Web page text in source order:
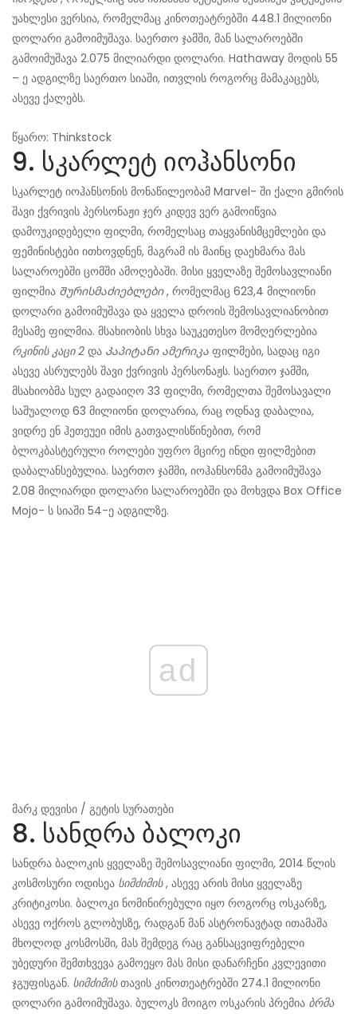
უახლესი ვერსია, რომელმაც კინოთეატრებში 448.1 მილიონი
დოლარი გამოიმუშავა. საერთო ჯამში, მან სალაროებში
გამოიმუშავა 2.075 მილიარდი დოლარი. Hathaway მოდის 55
– ე ადგილზე საერთო სიაში, ითვლის როგორც მამაკაცებს,
ასევე ქალებს.
წყარო: Thinkstock
9. სკარლეტ იოჰანსონი
სკარლეტ იოჰანსონის მონაწილეობამ Marvel- ში ქალი გმირის
შავი ქვრივის პერსონაჟი ჯერ კიდევ ვერ გამოიწვია
დამოუკიდებელი ფილმი, რომელსაც თაყვანისმცემლები და
ფემინისტები ითხოვდნენ, მაგრამ ის მაინც დაეხმარა მას
სალაროებში ცომში ამოღებაში. მისი ყველაზე შემოსავლიანი
ფილმია Შურისმაძიებლები, რომელმაც 623,4 მილიონი
დოლარი გამოიმუშავა და ყველა დროის შემოსავლიანობით
მესამე ფილმია. მსახიობის სხვა საუკეთესო მომღერლებია
რკინის კაცი 2 და Კაპიტანი ამერიკა ფილმები, სადაც იგი
ასევე ასრულებს შავი ქვრივის პერსონაჟს. საერთო ჯამში,
მსახიობმა სულ გადაიღო 33 ფილმი, რომელთა შემოსავალი
საშუალოდ 63 მილიონი დოლარია, რაც ოდნავ დაბალია,
ვიდრე ენ ჰეთეუეი იმის გათვალისწინებით, რომ
ბლოკბასტერული როლები უფრო მცირე ინდი ფილმებით
დაბალანსებულია. საერთო ჯამში, იოჰანსონმა გამოიმუშავა
2.08 მილიარდი დოლარი სალაროებში და მოხვდა Box Office
Mojo- ს სიაში 54-ე ადგილზე.
ad
მარკ დევისი / გეტის სურათები
8. სანდრა ბალოკი
სანდრა ბალოკის ყველაზე შემოსავლიანი ფილმი, 2014 წლის
კოსმოსური ოდისეა სიმძიმის, ასევე არის მისი ყველაზე
კრიტიკოსი. ბალოკი ნომინირებული იყო როგორც ოსკარზე,
ასევე ოქროს გლობუსზე, რადგან მან ასტრონავტად ითამაშა
მხოლოდ კოსმოსში, მას შემდეგ რაც განსაცვიფრებელი
უბედური შემთხვევა გამოეყო მას მისი დანარჩენი კვლევითი
ჯგუფისგან. სიმძიმისთავის კინოთეატრებში 274.1 მილიონი
დოლარი გამოიმუშავა. ბულოკს მოიგო ოსკარის პრემია ბრმა